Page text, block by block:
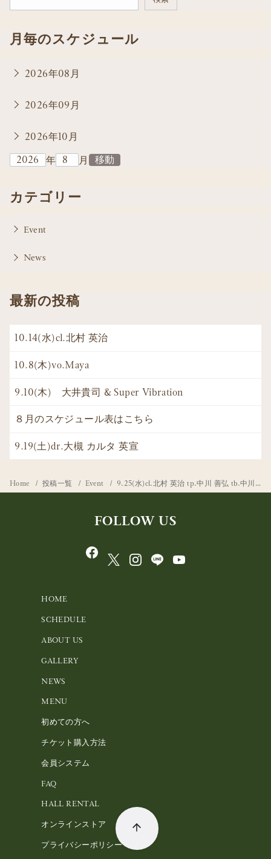
月毎のスケジュール
2026年08月
2026年09月
2026年10月
年
月
カテゴリー
Event
News
最新の投稿
10.14(水)cl.北村 英治
10.8(木)vo.Maya
9.10(木) 大井貴司 & Super Vibration
８月のスケジュール表はこちら
9.19(土)dr.大槻 カルタ 英宣
Home 投稿一覧 Event 9.25(水)cl.北村 英治 tp.中川 善弘 tb.中川 英二郎
FOLLOW US
HOME
SCHEDULE
ABOUT US
GALLERY
NEWS
MENU
初めての方へ
チケット購入方法
会員システム
FAQ
HALL RENTAL
オンラインストア
プライバシーポリシー